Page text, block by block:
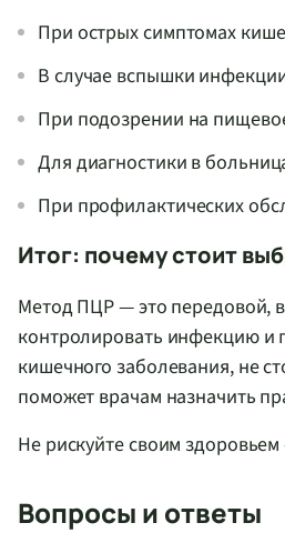
При острых симптомах
В случае вспышки
При подозрении на
Для диагностики в
При профилактических
Итог: почему стоит
Метод ПЦР — это передовой,
контролировать инфекцию и
кишечного заболевания, не
поможет врачам назначить
Не рискуйте своим
Вопросы и ответы